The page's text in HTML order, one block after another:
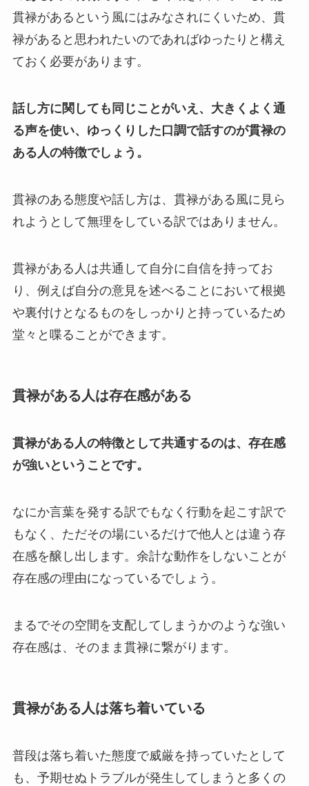
貫禄があるという風にはみなされにくいため、貫
禄があると思われたいのであればゆったりと構え
ておく必要があります。
話し方に関しても同じことがいえ、大きくよく通
る声を使い、ゆっくりした口調で話すのが貫禄の
ある人の特徴でしょう。
貫禄のある態度や話し方は、貫禄がある風に見ら
れようとして無理をしている訳ではありません。
貫禄がある人は共通して自分に自信を持ってお
り、例えば自分の意見を述べることにおいて根拠
や裏付けとなるものをしっかりと持っているため
堂々と喋ることができます。
貫禄がある人は存在感がある
貫禄がある人の特徴として共通するのは、存在感
が強いということです。
なにか言葉を発する訳でもなく行動を起こす訳で
もなく、ただその場にいるだけで他人とは違う存
在感を醸し出します。余計な動作をしないことが
存在感の理由になっているでしょう。
まるでその空間を支配してしまうかのような強い
存在感は、そのまま貫禄に繋がります。
貫禄がある人は落ち着いている
普段は落ち着いた態度で威厳を持っていたとして
も、予期せぬトラブルが発生してしまうと多くの